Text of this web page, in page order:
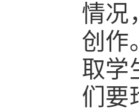
情况
创作
取学
们要